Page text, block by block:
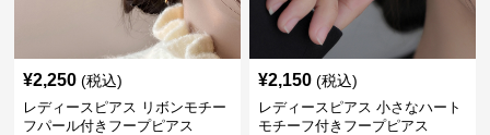
¥2,250 (税込)
レディースピアス リボンモチー
フパール付きフープピアス
¥2,150 (税込)
レディースピアス 小さなハート
モチーフ付きフープピアス